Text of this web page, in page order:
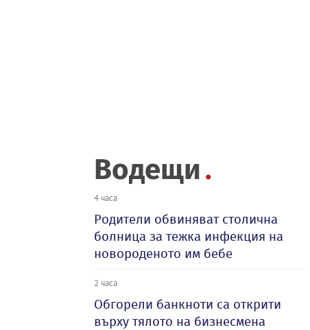
Водещи
4 часа
Родители обвиняват столична
болница за тежка инфекция на
новороденото им бебе
2 часа
Обгорели банкноти са открити
върху тялото на бизнесмена